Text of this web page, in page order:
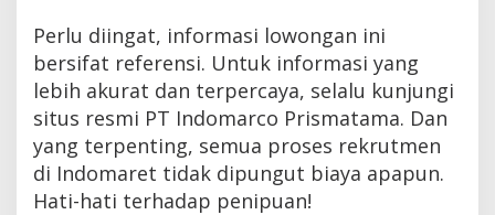
Perlu diingat, informasi lowongan ini
bersifat referensi. Untuk informasi yang
lebih akurat dan terpercaya, selalu kunjungi
situs resmi PT Indomarco Prismatama. Dan
yang terpenting, semua proses rekrutmen
di Indomaret tidak dipungut biaya apapun.
Hati-hati terhadap penipuan!